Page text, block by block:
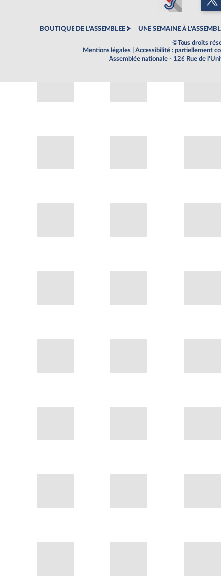
BOUTIQUE DE L'ASSEMBLEE UNE SEMAINE À
©Tous droits
Mentions légales
Accessibilité : partiellement
Assemblée nationale - 126 Rue de